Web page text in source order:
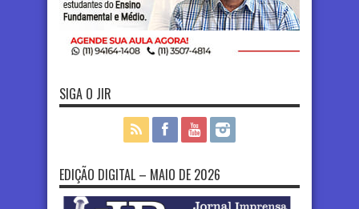
SIGA O JIR
EDIÇÃO DIGITAL – MAIO DE 2026